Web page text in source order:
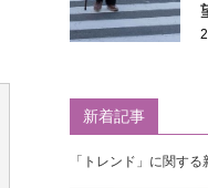
新着記事
「トレンド」に関する